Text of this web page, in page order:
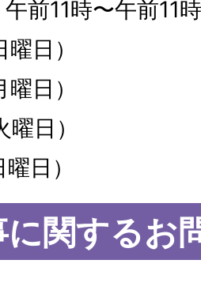
前11時〜午前11
日）
日）
日）
日）
に関するお